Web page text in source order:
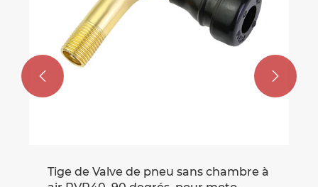
de Valve de pneu sans chambre à
 